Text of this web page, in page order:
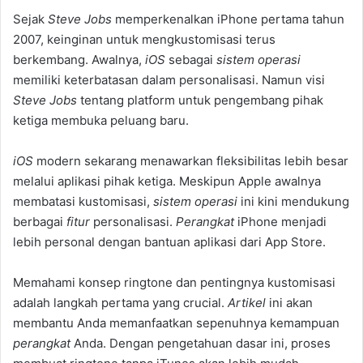
Sejak Steve Jobs memperkenalkan iPhone pertama tahun
2007, keinginan untuk mengkustomisasi terus
berkembang. Awalnya, iOS sebagai sistem operasi
memiliki keterbatasan dalam personalisasi. Namun visi
Steve Jobs tentang platform untuk pengembang pihak
ketiga membuka peluang baru.
iOS modern sekarang menawarkan fleksibilitas lebih besar
melalui aplikasi pihak ketiga. Meskipun Apple awalnya
membatasi kustomisasi, sistem operasi ini kini mendukung
berbagai fitur personalisasi. PerangkatiPhone menjadi
lebih personal dengan bantuan aplikasi dari App Store.
Memahami konsep ringtone dan pentingnya kustomisasi
adalah langkah pertama yang crucial. Artikel ini akan
membantu Anda memanfaatkan sepenuhnya kemampuan
perangkatAnda. Dengan pengetahuan dasar ini, proses